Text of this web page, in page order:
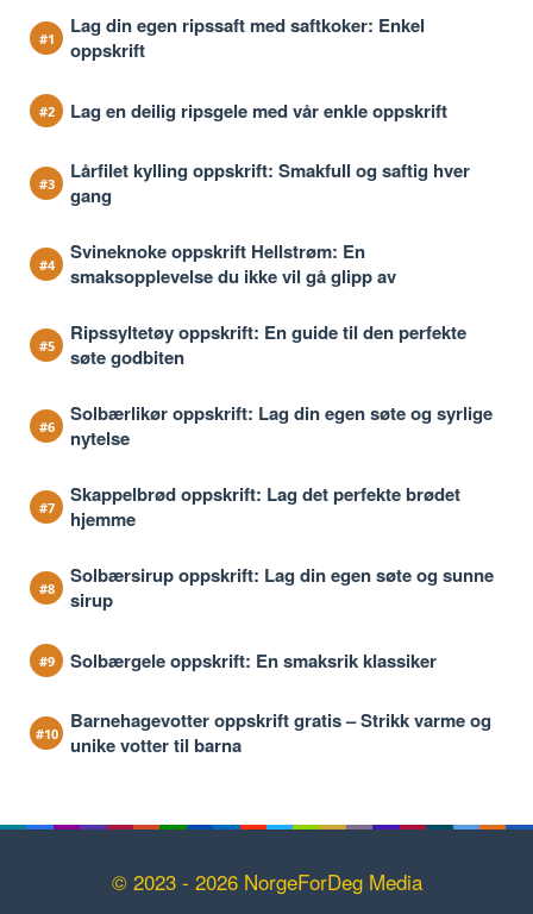
Lag din egen ripssaft med saftkoker: Enkel
oppskrift
Lag en deilig ripsgele med vår enkle oppskrift
Lårfilet kylling oppskrift: Smakfull og saftig hver
gang
Svineknoke oppskrift Hellstrøm: En
smaksopplevelse du ikke vil gå glipp av
Ripssyltetøy oppskrift: En guide til den perfekte
søte godbiten
Solbærlikør oppskrift: Lag din egen søte og syrlige
nytelse
Skappelbrød oppskrift: Lag det perfekte brødet
hjemme
Solbærsirup oppskrift: Lag din egen søte og sunne
sirup
Solbærgele oppskrift: En smaksrik klassiker
Barnehagevotter oppskrift gratis – Strikk varme og
unike votter til barna
© 2023 - 2026 NorgeForDeg Media